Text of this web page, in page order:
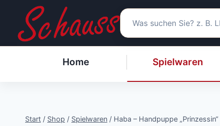
springen
Home Spielwaren
Start / Shop / Spielwaren / Haba – Handpuppe „Prinzessin“